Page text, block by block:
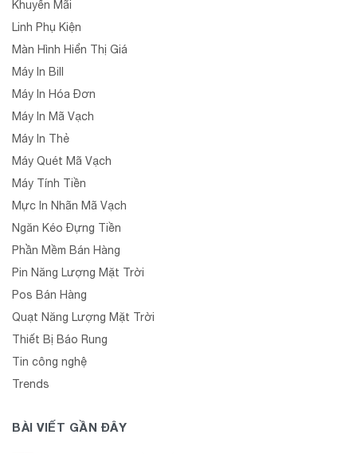
Khuyến Mãi
Linh Phụ Kiện
Màn Hình Hiển Thị Giá
Máy In Bill
Máy In Hóa Đơn
Máy In Mã Vạch
Máy In Thẻ
Máy Quét Mã Vạch
Máy Tính Tiền
Mực In Nhãn Mã Vạch
Ngăn Kéo Đựng Tiền
Phần Mềm Bán Hàng
Pin Năng Lượng Mặt Trời
Pos Bán Hàng
Quạt Năng Lượng Mặt Trời
Thiết Bị Báo Rung
Tin công nghệ
Trends
BÀI VIẾT GẦN ĐÂY